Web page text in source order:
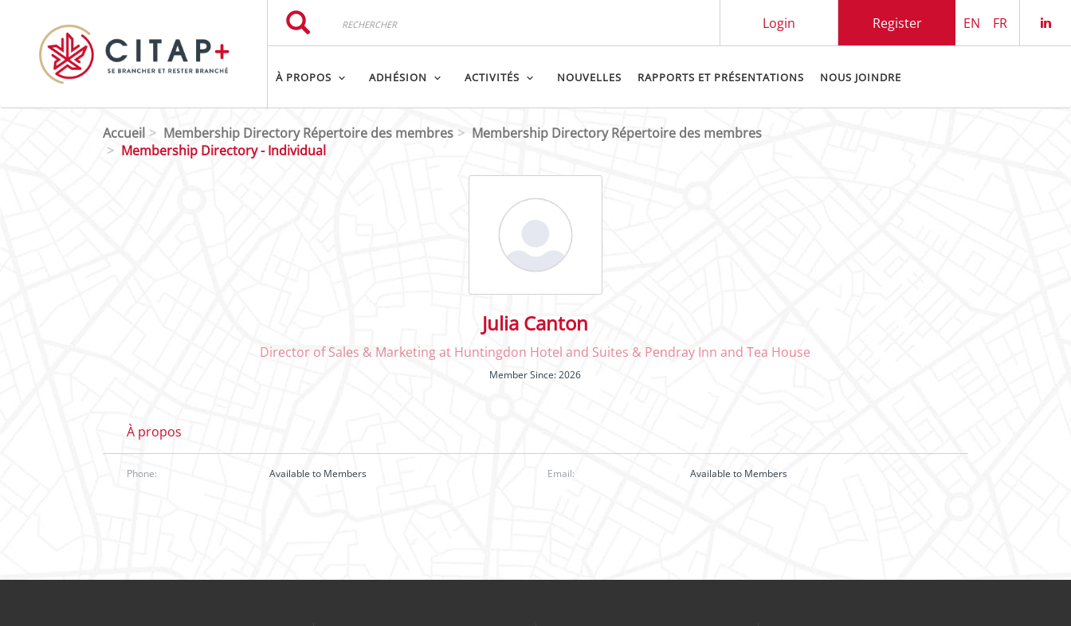
Rechercher
Rechercher EN FR
Register
Login
À PROPOS ADHÉSION ACTIVITÉS NOUVELLES RAPPORTS ET PRÉSENTATIONS NOUS JOINDRE
Accueil Membership Directory Répertoire des membres
Membership Directory Répertoire des membres
Membership Directory - Individual
Julia Canton
Director of Sales & Marketing at Huntingdon Hotel and Suites & Pendray Inn and Tea House
Member Since: 2026
À propos
Phone: Available to Members Email: Available to Members